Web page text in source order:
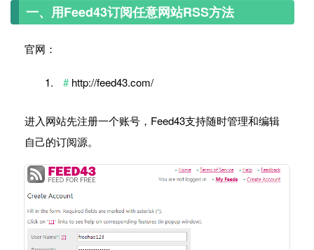
一、用Feed43订阅任意网站RSS方法
官网：
http://feed43.com/
进入网站先注册一个账号，Feed43支持随时管理和编辑
自己的订阅源。